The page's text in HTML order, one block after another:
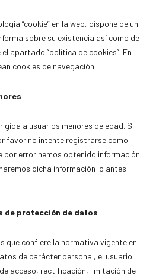
“cookie” en la web, dispone de un
sobre su existencia así como de
apartado “política de cookies”. En
cookies de navegación.
a usuarios menores de edad. Si
favor no intente registrarse como
por error hemos obtenido información
dicha información lo antes
de protección de datos
que confiere la normativa vigente en
de carácter personal, el usuario
acceso, rectificación, limitación de